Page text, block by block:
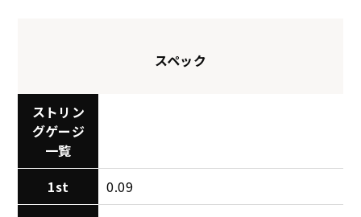
スペック
ストリン
グゲージ
一覧
1st
0.09